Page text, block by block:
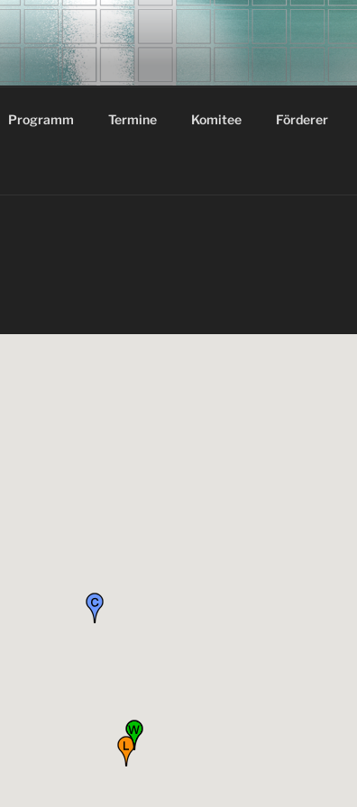
SYMPOSIUM
Graz / Österreich
Programm Termine Komitee Förderer